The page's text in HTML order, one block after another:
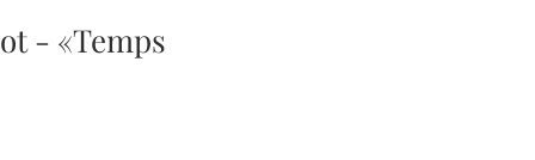
- «Temps